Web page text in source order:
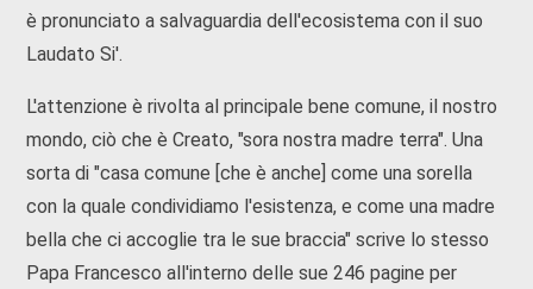
è pronunciato a salvaguardia dell'ecosistema con il suo
Laudato Si'.
L'attenzione è rivolta al principale bene comune, il nostro
mondo, ciò che è Creato, "sora nostra madre terra". Una
sorta di "casa comune [che è anche] come una sorella
con la quale condividiamo l'esistenza, e come una madre
bella che ci accoglie tra le sue braccia" scrive lo stesso
Papa Francesco all'interno delle sue 246 pagine per